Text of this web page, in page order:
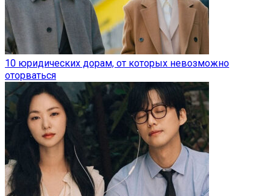
10 юридических дорам, от которых невозможно
оторваться